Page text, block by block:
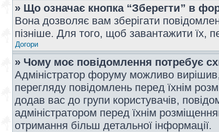
» Що означає кнопка “Зберегти” в
Вона дозволяє вам зберігати
пізніше. Для того, щоб завантажити їх,
Догори
» Чому моє повідомлення потребує
Адміністратор форуму можливо
перегляду повідомлень перед їхнім
додав вас до групи користувачів,
адміністратором перед їхнім
отримання більш детальної інформації.